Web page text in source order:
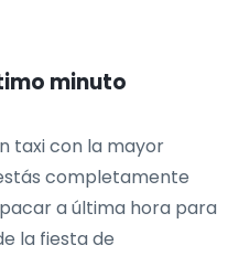
minuto
taxi con la mayor
completamente
a última hora para
la fiesta de